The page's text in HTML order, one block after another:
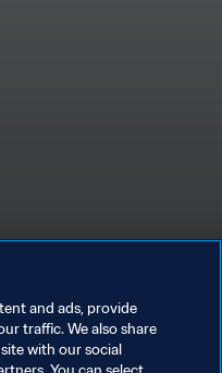
and ads, provide
traffic. We also share
with our social